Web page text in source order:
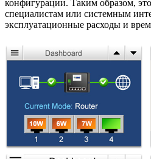
конфигурации. Таким образом,
специалистам или системным
эксплуатационные расходы и